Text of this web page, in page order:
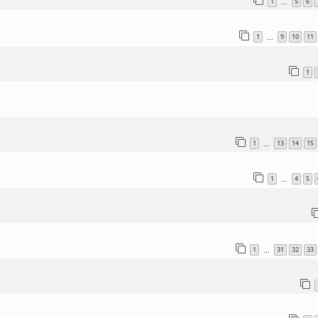
1 9 10 11
1
1 13 14 15
1 4 5
1 31 32 33